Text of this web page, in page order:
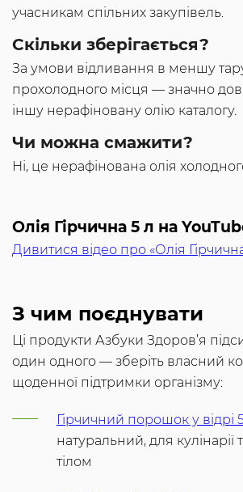
учасникам спільних закупівель.
Скільки зберігається?
За умови відливання в меншу
прохолодного місця — значно
іншу нерафіновану олію каталогу.
Чи можна смажити?
Ні, це нерафінована олія
Олія Гірчична 5 л на
Дивитися відео про «Олія
З чим поєднувати
Ці продукти Азбуки Здоров’я
один одного — зберіть власний
щоденної підтримки організму:
Гірчичний порошок у відрі
натуральний, для кулінарії
тілом